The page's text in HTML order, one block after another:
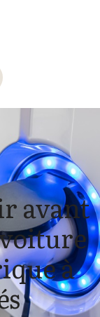
avant
à